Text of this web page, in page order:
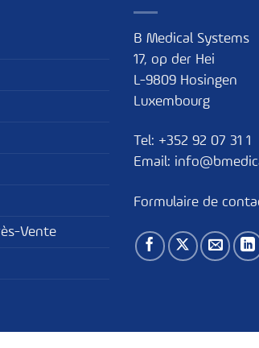
Vente
B Medical Systems
17, op der Hei
L-9809 Hosingen
Luxembourg
Tel: +352 92 07 31 1
Email:
Formulaire de